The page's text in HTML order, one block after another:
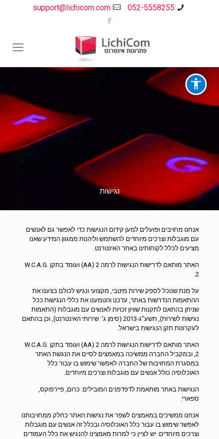
052-5558255
support@lichicom.com
נגישות
אנחנו מחויבים ופועלים למען קידום הנגישות כדי לאפשר גם לאנשים
עם מוגבלות וצרכים מיוחדים להשתמש וליהנות ממגוון המידע שאנו
מציעים לכלל לקוחותינו באתר האינטרנט.
האתר מותאם לדרישות הנגישות לרמה 2 (AA) ועומד בתקן .W.C.A.G
2.
על מנת שנוכל לספק שירות מיטבי, מקצועי ונגיש לכולם בצענו את
ההתאמות הנדרשות באתר, עדכנו והטמענו את כללי הנגישות ככל
שניתן בהתאם לתקנות שוויון זכויות לאנשים עם מוגבלות (התאמות
נגישות לשירות), תשע"ג-2013 (סימן ג': שירותי האינטרנט), וכן בהתאם
לעקרונות תקן הנגישות בישראל.
האתר מותאם לדרישות הנגישות לרמה 2 (AA) ועומד בתקן .W.C.A.G
2, ובמקביל החברה ממשיכה במאמצים לסיים את הנגשת האתר
במסגרת המחויבות של החברה לאפשר שימוש בו עבור כלל
האוכלוסיה כולל אנשים עם מוגבלות וצרכים מיוחדים.
הנגישות באתר מותאמת לדפדפנים המובילים: כרום, פיירפוקס,
ספארי.
אנחנו ממשיכים במאמצים לשפר את נגישות האתר כחלק ממחויבותנו
לאפשר שימוש בו עבור כלל האוכלוסיה ובכלל זה אנשים עם מוגבלות
וצרכים מיוחדים. יש לציין כי למרות מאמצינו להנגיש את כלל העמודים